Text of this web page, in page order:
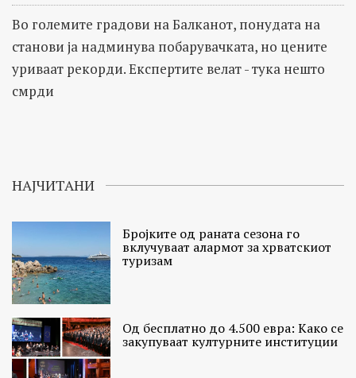
Во големите градови на Балканот, понудата на
станови ја надминува побарувачката, но цените
уриваат рекорди. Експертите велат - тука нешто
смрди
НАЈЧИТАНИ
Бројките од раната сезона го
вклучуваат алармот за хрватскиот
туризам
Од бесплатно до 4.500 евра: Како се
закупуваат културните институции